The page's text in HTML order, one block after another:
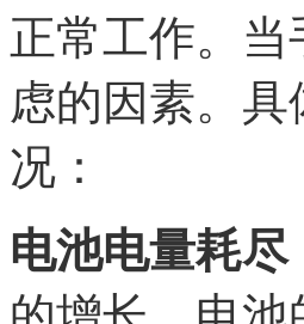
正常工作。
虑的因素。
况：
电池电量耗尽